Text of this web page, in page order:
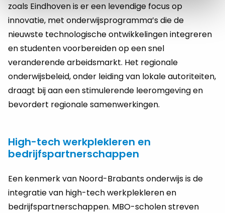
zoals Eindhoven is er een levendige focus op
innovatie, met onderwijsprogramma’s die de
nieuwste technologische ontwikkelingen integreren
en studenten voorbereiden op een snel
veranderende arbeidsmarkt. Het regionale
onderwijsbeleid, onder leiding van lokale autoriteiten,
draagt bij aan een stimulerende leeromgeving en
bevordert regionale samenwerkingen.
High-tech werkplekleren en
bedrijfspartnerschappen
Een kenmerk van Noord-Brabants onderwijs is de
integratie van high-tech werkplekleren en
bedrijfspartnerschappen. MBO-scholen streven